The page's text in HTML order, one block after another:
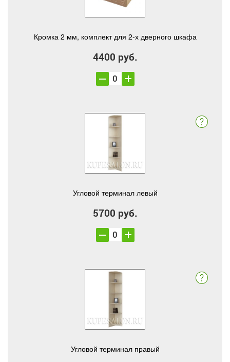
Кромка 2 мм, комплект для 2-х дверного шкафа
4400 руб.
Угловой терминал левый
5700 руб.
Угловой терминал правый